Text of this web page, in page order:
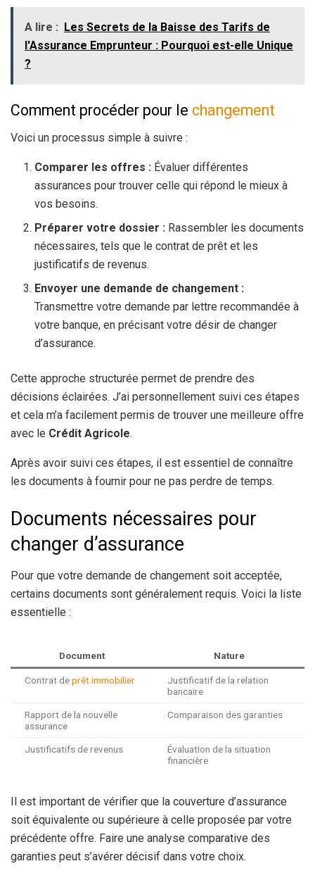
A lire :
Les Secrets de la Baisse des Tarifs de
l'Assurance Emprunteur : Pourquoi est-elle Unique
?
Comment procéder pour le changement
Voici un processus simple à suivre :
Comparer les offres : Évaluer différentes
assurances pour trouver celle qui répond le mieux à
vos besoins.
Préparer votre dossier : Rassembler les documents
nécessaires, tels que le contrat de prêt et les
justificatifs de revenus.
Envoyer une demande de changement :
Transmettre votre demande par lettre recommandée à
votre banque, en précisant votre désir de changer
d’assurance.
Cette approche structurée permet de prendre des
décisions éclairées. J’ai personnellement suivi ces étapes
et cela m’a facilement permis de trouver une meilleure offre
avec le Crédit Agricole.
Après avoir suivi ces étapes, il est essentiel de connaître
les documents à fournir pour ne pas perdre de temps.
Documents nécessaires pour
changer d’assurance
Pour que votre demande de changement soit acceptée,
certains documents sont généralement requis. Voici la liste
essentielle :
Document Nature
Contrat deprêt immobilier
Justificatif de la relation
bancaire
Rapport de la nouvelle
assurance
Comparaison des garanties
Justificatifs de revenus
Évaluation de la situation
financière
Il est important de vérifier que la couverture d’assurance
soit équivalente ou supérieure à celle proposée par votre
précédente offre. Faire une analyse comparative des
garanties peut s’avérer décisif dans votre choix.